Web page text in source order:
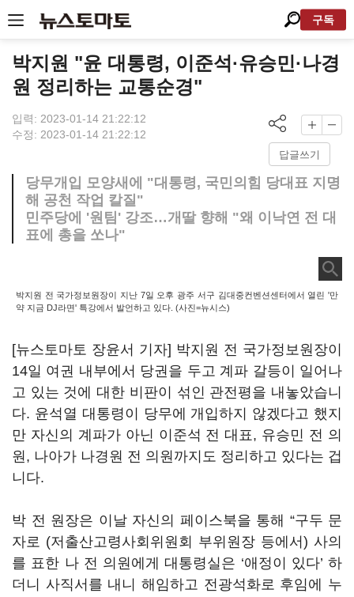
구독
박지원 "윤 대통령, 이준석·유승민·나경
원 정리하는 교통순경"
입력: 2023-01-14 21:22:12
수정: 2023-01-14 21:22:12
답글쓰기
당무개입 모양새에 "대통령, 국민의힘 당대표 지명
해 공천 작업 칼질"
민주당에 '원팀' 강조…개딸 향해 "왜 이낙연 전 대
표에 총을 쏘나"
박지원 전 국가정보원장이 지난 7일 오후 광주 서구 김대중컨벤션센터에서 열린 '만
약 지금 DJ라면' 특강에서 발언하고 있다. (사진=뉴시스)
[뉴스토마토 장윤서 기자] 박지원 전 국가정보원장이
14일 여권 내부에서 당권을 두고 계파 갈등이 일어나
고 있는 것에 대한 비판이 섞인 관전평을 내놓았습니
다. 윤석열 대통령이 당무에 개입하지 않겠다고 했지
만 자신의 계파가 아닌 이준석 전 대표, 유승민 전 의
원, 나아가 나경원 전 의원까지도 정리하고 있다는 겁
니다.
박 전 원장은 이날 자신의 페이스북을 통해 “구두 문
자로 (저출산고령사회위원회 부위원장 등에서) 사의
를 표한 나 전 의원에게 대통령실은 ‘애정이 있다’ 하
더니 사직서를 내니 해임하고 전광석화로 후임에 누